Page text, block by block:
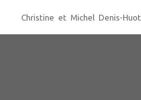
Christine et Michel Denis-Huot